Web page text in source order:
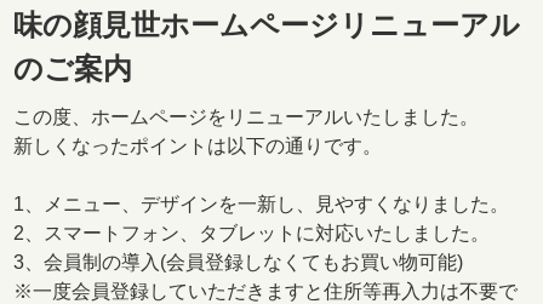
味の顔見世ホームページリニューアル
のご案内
この度、ホームページをリニューアルいたしました。
新しくなったポイントは以下の通りです。
1、メニュー、デザインを一新し、見やすくなりました。
2、スマートフォン、タブレットに対応いたしました。
3、会員制の導入(会員登録しなくてもお買い物可能)
※一度会員登録していただきますと住所等再入力は不要で